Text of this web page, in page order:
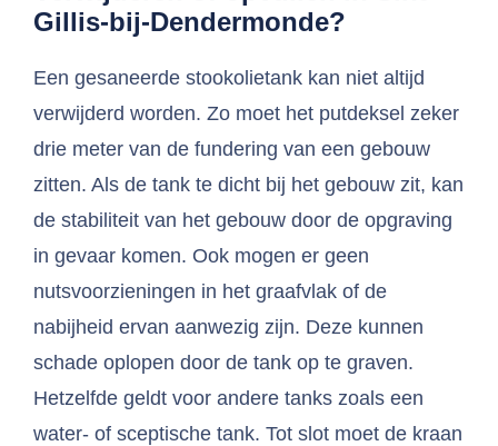
Gillis-bij-Dendermonde?
Een gesaneerde stookolietank kan niet altijd
verwijderd worden. Zo moet het putdeksel zeker
drie meter van de fundering van een gebouw
zitten. Als de tank te dicht bij het gebouw zit, kan
de stabiliteit van het gebouw door de opgraving
in gevaar komen. Ook mogen er geen
nutsvoorzieningen in het graafvlak of de
nabijheid ervan aanwezig zijn. Deze kunnen
schade oplopen door de tank op te graven.
Hetzelfde geldt voor andere tanks zoals een
water- of sceptische tank. Tot slot moet de kraan